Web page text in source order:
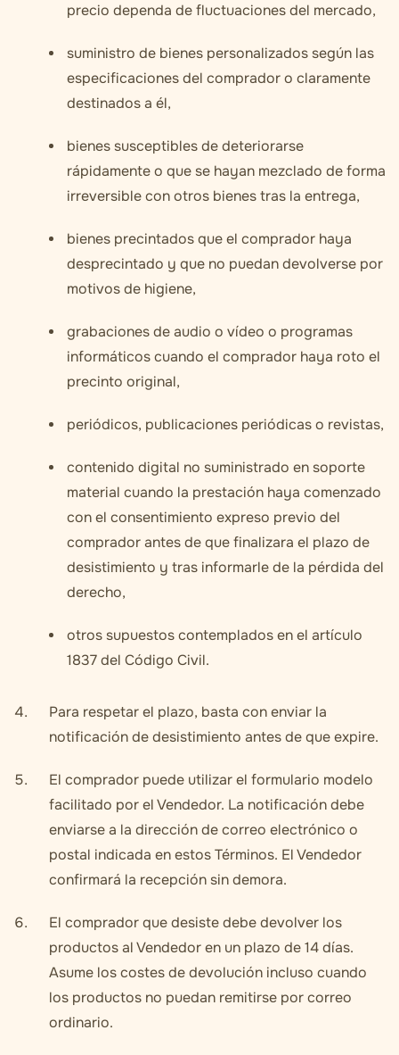
precio dependa de fluctuaciones del mercado,
suministro de bienes personalizados según las
especificaciones del comprador o claramente
destinados a él,
bienes susceptibles de deteriorarse
rápidamente o que se hayan mezclado de forma
irreversible con otros bienes tras la entrega,
bienes precintados que el comprador haya
desprecintado y que no puedan devolverse por
motivos de higiene,
grabaciones de audio o vídeo o programas
informáticos cuando el comprador haya roto el
precinto original,
periódicos, publicaciones periódicas o revistas,
contenido digital no suministrado en soporte
material cuando la prestación haya comenzado
con el consentimiento expreso previo del
comprador antes de que finalizara el plazo de
desistimiento y tras informarle de la pérdida del
derecho,
otros supuestos contemplados en el artículo
1837 del Código Civil.
Para respetar el plazo, basta con enviar la
notificación de desistimiento antes de que expire.
El comprador puede utilizar el formulario modelo
facilitado por el Vendedor. La notificación debe
enviarse a la dirección de correo electrónico o
postal indicada en estos Términos. El Vendedor
confirmará la recepción sin demora.
El comprador que desiste debe devolver los
productos al Vendedor en un plazo de 14 días.
Asume los costes de devolución incluso cuando
los productos no puedan remitirse por correo
ordinario.